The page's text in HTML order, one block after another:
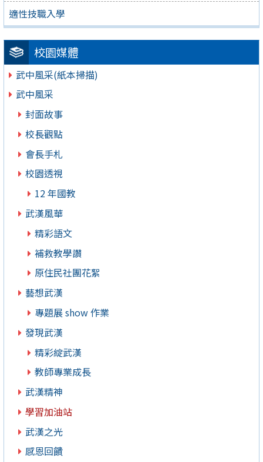
適性技職入學
校園媒體
武中風采(紙本掃描)
武中風采
封面故事
校長觀點
會長手札
校園透視
12 年國教
武漢風華
精彩語文
補救教學讚
原住民社團花絮
藝想武漢
專題展 show 作業
發現武漢
精彩綻武漢
教師專業成長
武漢精神
學習加油站
武漢之光
感恩回饋